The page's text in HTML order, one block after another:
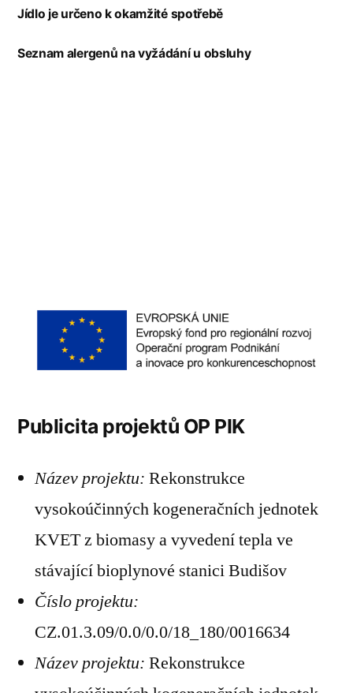
Jídlo je určeno k okamžité spotřebě
Seznam alergenů na vyžádání u obsluhy
Publicita projektů OP PIK
Název projektu: Rekonstrukce
vysokoúčinných kogeneračních jednotek
KVET z biomasy a vyvedení tepla ve
stávající bioplynové stanici Budišov
Číslo projektu:
CZ.01.3.09/0.0/0.0/18_180/0016634
Název projektu: Rekonstrukce